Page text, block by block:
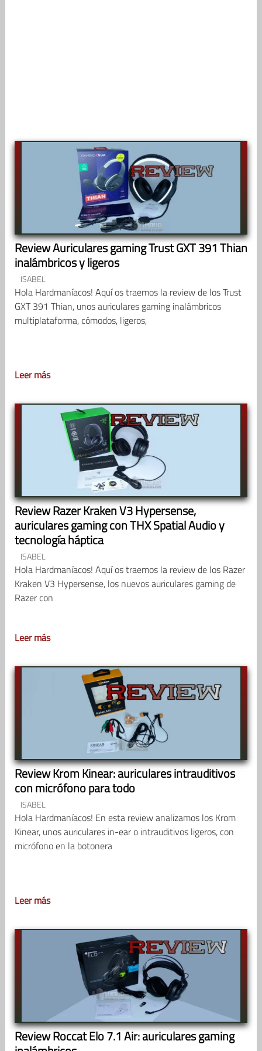
Review Auriculares gaming Trust GXT 391 Thian
inalámbricos y ligeros
ISABEL
Hola Hardmaníacos! Aquí os traemos la review de los Trust
GXT 391 Thian, unos auriculares gaming inalámbricos
multiplataforma, cómodos, ligeros,
Leer más
Review Razer Kraken V3 Hypersense,
auriculares gaming con THX Spatial Audio y
tecnología háptica
ISABEL
Hola Hardmaníacos! Aquí os traemos la review de los Razer
Kraken V3 Hypersense, los nuevos auriculares gaming de
Razer con
Leer más
Review Krom Kinear: auriculares intrauditivos
con micrófono para todo
ISABEL
Hola Hardmaníacos! En esta review analizamos los Krom
Kinear, unos auriculares in-ear o intrauditivos ligeros, con
micrófono en la botonera
Leer más
Review Roccat Elo 7.1 Air: auriculares gaming